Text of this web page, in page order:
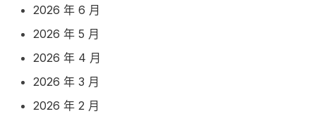
2026 年 6 月
2026 年 5 月
2026 年 4 月
2026 年 3 月
2026 年 2 月